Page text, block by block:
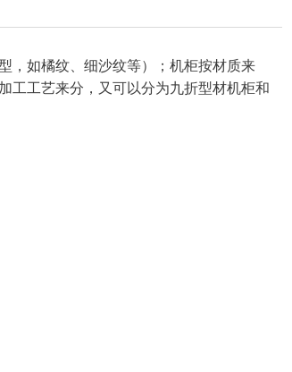
，如橘纹、细沙纹等）；机柜按材质来
工工艺来分，又可以分为九折型材机柜和